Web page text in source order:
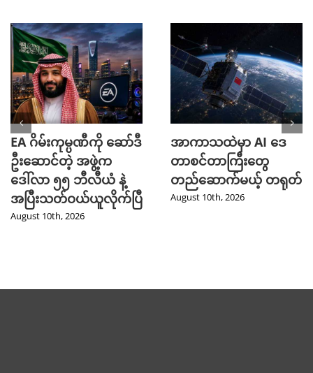
EA ဂိမ်းကုမ္ပဏီကို ဆော်ဒီ
ဦးဆောင်တဲ့ အဖွဲ့က
ဒေါ်လာ ၅၅ ဘီလီယံ နဲ့
အပြီးသတ်ဝယ်ယူလိုက်ပြီ
August 10th, 2026
အာကာသထဲမှာ AI ဒေ
တာစင်တာကြီးတွေ
တည်ဆောက်မယ့် တရုတ်
August 10th, 2026